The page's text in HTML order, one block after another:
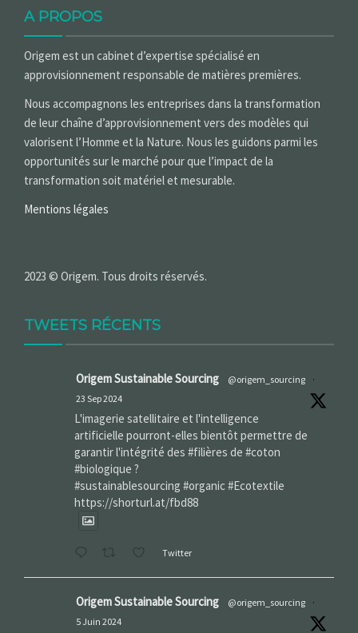
A PROPOS
Origem est un cabinet d’expertise spécialisé en
approvisionnement responsable de matières premières.
Nous accompagnons les entreprises dans la transformation
de leur chaîne d’approvisionnement vers des modèles qui
valorisent l’Homme et la Nature. Nous les guidons parmi les
opportunités sur le marché pour que l’impact de la
transformation soit matériel et mesurable.
Mentions légales
2023 © Origem. Tous droits réservés.
TWEETS RÉCENTS
Origem Sustainable Sourcing @origem_sourcing
·
23 Sep 2024
L'imagerie satellitaire et l'intelligence
artificielle pourront-elles bientôt permettre de
garantir l'intégrité des #filières de #coton
#biologique ?
#sustainablesourcing #organic #Ecotextile
https://shorturl.at/fbd88
Twitter
Origem Sustainable Sourcing @origem_sourcing
·
5 Juin 2024